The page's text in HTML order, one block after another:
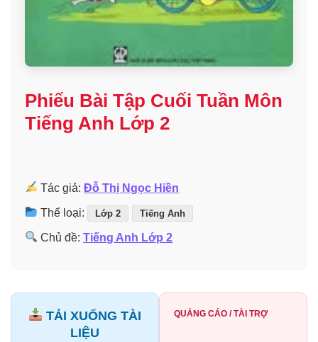
Phiếu Bài Tập Cuối Tuần Môn
Tiếng Anh Lớp 2
Tác giả:Đỗ Thị Ngọc Hiền
Thể loại: Lớp 2 Tiếng Anh
Chủ đề:Tiếng Anh Lớp 2
TẢI XUỐNG TÀI
LIỆU
QUẢNG CÁO / TÀI TRỢ